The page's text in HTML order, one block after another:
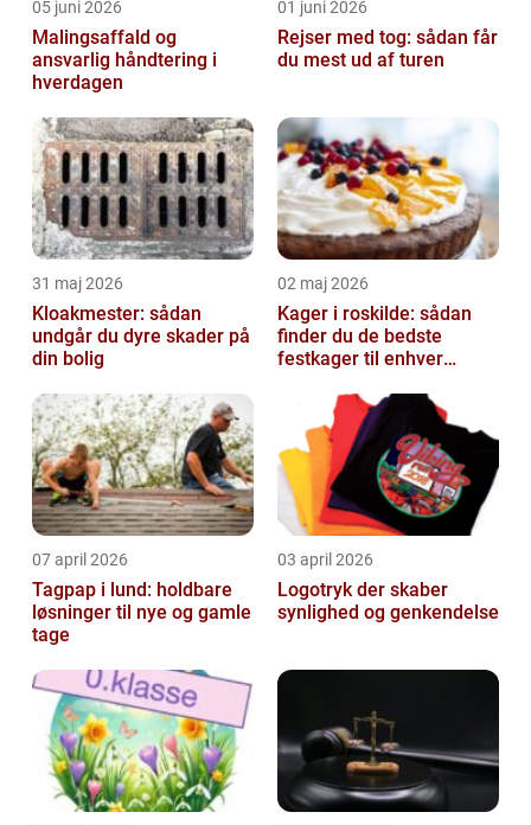
05 juni 2026
Malingsaffald og
ansvarlig håndtering i
hverdagen
01 juni 2026
Rejser med tog: sådan får
du mest ud af turen
31 maj 2026
Kloakmester: sådan
undgår du dyre skader på
din bolig
02 maj 2026
Kager i roskilde: sådan
finder du de bedste
festkager til enhver
07 april 2026
Tagpap i lund: holdbare
løsninger til nye og gamle
tage
03 april 2026
Logotryk der skaber
synlighed og genkendelse